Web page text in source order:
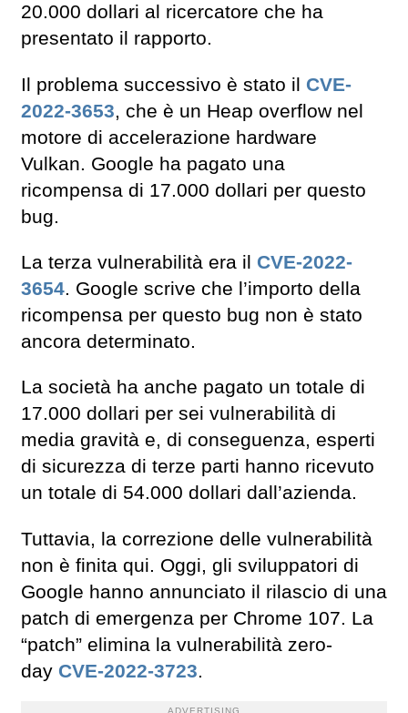
20.000 dollari al ricercatore che ha
presentato il rapporto.
Il problema successivo è stato il CVE-
2022-3653, che è un Heap overflow nel
motore di accelerazione hardware
Vulkan. Google ha pagato una
ricompensa di 17.000 dollari per questo
bug.
La terza vulnerabilità era il CVE-2022-
3654. Google scrive che l’importo della
ricompensa per questo bug non è stato
ancora determinato.
La società ha anche pagato un totale di
17.000 dollari per sei vulnerabilità di
media gravità e, di conseguenza, esperti
di sicurezza di terze parti hanno ricevuto
un totale di 54.000 dollari dall’azienda.
Tuttavia, la correzione delle vulnerabilità
non è finita qui. Oggi, gli sviluppatori di
Google hanno annunciato il rilascio di una
patch di emergenza per Chrome 107. La
“patch” elimina la vulnerabilità zero-
day CVE-2022-3723.
ADVERTISING